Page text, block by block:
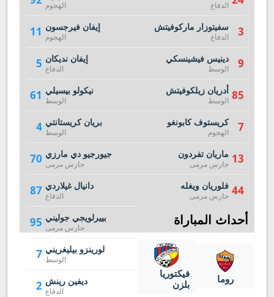
الهجوم
11 إيفان فيرجسون
الهجوم
5 إيفان نديكان
الدفاع
61 نيكولو بيسيلي
الوسط
4 بريان كريستانتي
الوسط
70 جيورجيو دي مارزي
حارس مرمى
87 دانيال غيلاردي
الدفاع
95 بييرلويجي جوليني
حارس مرمى
7 لورينزو بيليغريني
الوسط
2 ديفين رينش
الدفاع
الدفاع
3 سفيتوزار ماركوفيتش
الدفاع
9 دينيس فيشينسكي
الوسط
85 أدريان زيلكوفيتش
الوسط
7 كريستوف كابونغو
الهجوم
13 ماريان تفردون
حارس مرمى
44 فلوريان ويغله
حارس مرمى
أحداث المباراة
روما
فيكتوريا
بلزن